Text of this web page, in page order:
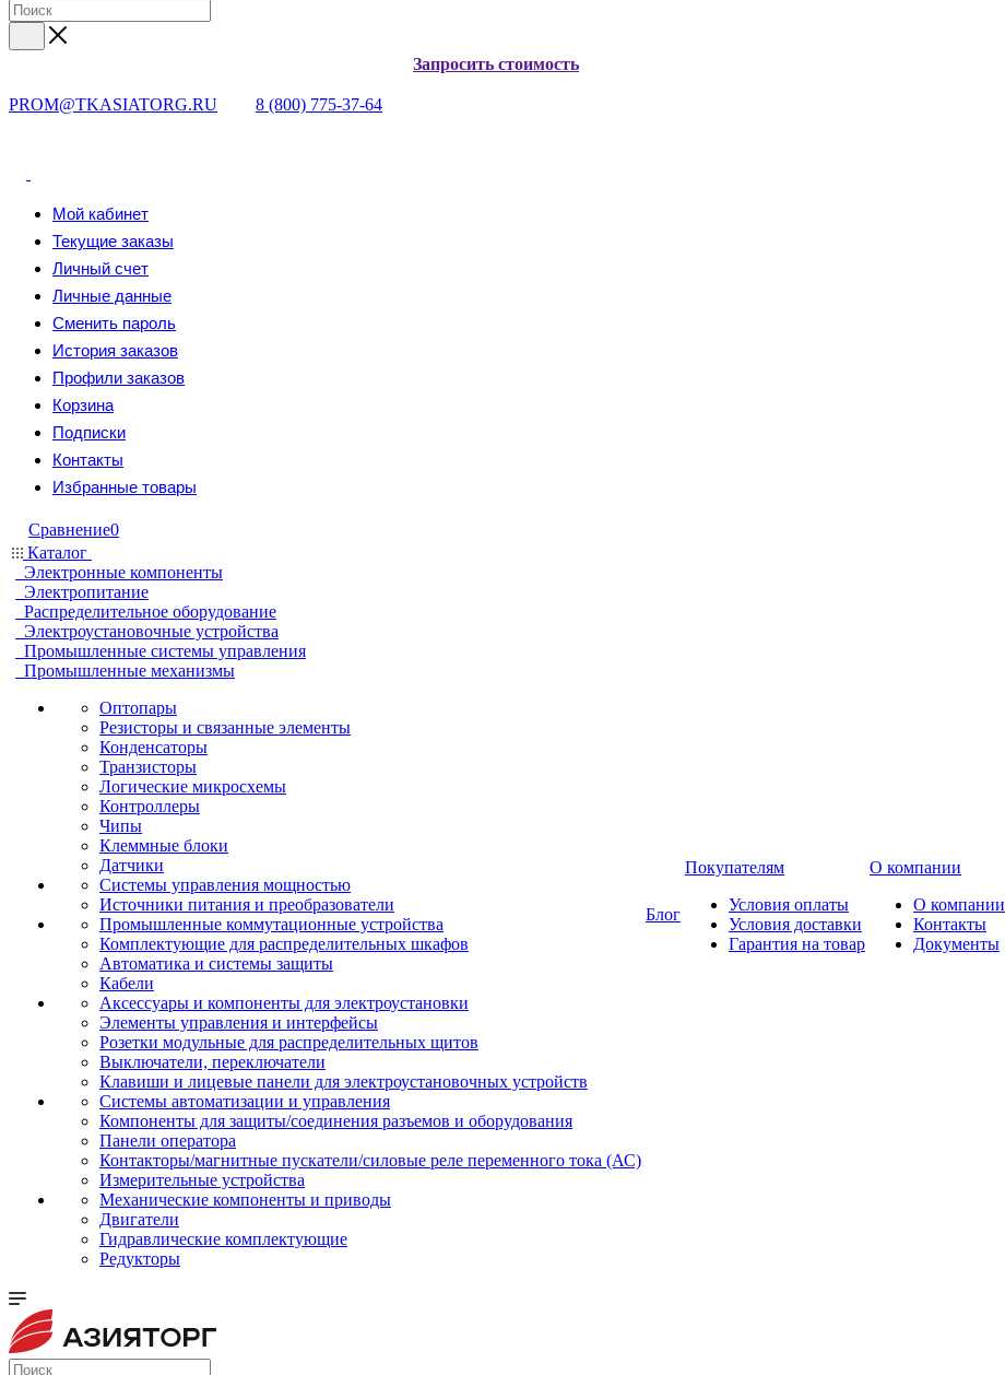
PROM@TKASIATORG.RU 8 (800) 775-37-64
Запросить стоимость
Мой кабинет
Текущие заказы
Личный счет
Личные данные
Сменить пароль
История заказов
Профили заказов
Корзина
Подписки
Контакты
Избранные товары
Сравнение0
Каталог
Электронные компоненты
Электропитание
Распределительное оборудование
Электроустановочные устройства
Промышленные системы управления
Промышленные механизмы
Оптопары
Резисторы и связанные элементы
Конденсаторы
Транзисторы
Логические микросхемы
Контроллеры
Чипы
Клеммные блоки
Датчики
Системы управления мощностью
Источники питания и преобразователи
Промышленные коммутационные устройства
Комплектующие для распределительных шкафов
Автоматика и системы защиты
Кабели
Аксессуары и компоненты для электроустановки
Элементы управления и интерфейсы
Розетки модульные для распределительных щитов
Выключатели, переключатели
Клавиши и лицевые панели для электроустановочных устройств
Системы автоматизации и управления
Компоненты для защиты/соединения разъемов и оборудования
Панели оператора
Контакторы/магнитные пускатели/силовые реле переменного тока (АС)
Измерительные устройства
Механические компоненты и приводы
Двигатели
Гидравлические комплектующие
Редукторы
Блог
Покупателям
Условия оплаты
Условия доставки
Гарантия на товар
О компании
О компании
Контакты
Документы